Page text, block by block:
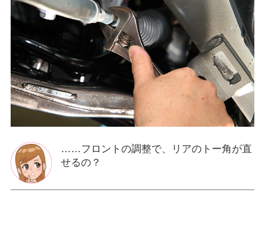
……フロントの調整で、リアのトー角が直
せるの？